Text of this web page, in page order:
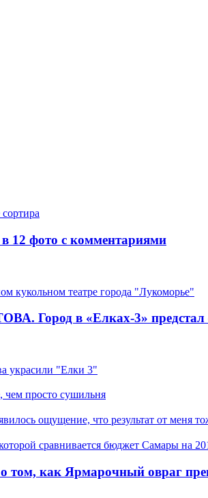
12 фото с комментариями
кукольном театре города "Лукоморье"
в «Елках-3» предстал
"Елки 3"
просто сушильня
ощущение, что результат от меня
сравнивается бюджет Самары на
как Ярмарочный овраг